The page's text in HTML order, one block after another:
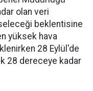
olan veri
beklentisine
yüksek hava
28 Eylül'de
28 dereceye kadar